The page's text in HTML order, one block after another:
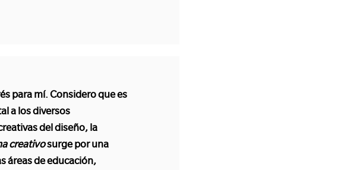
para mí. Considero que es
a los diversos
del diseño, la
creativosurge por una
áreas de educación,